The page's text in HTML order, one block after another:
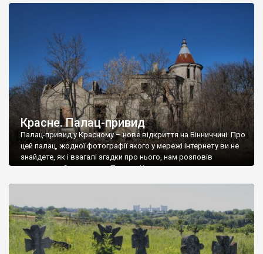
Красне. Палац-привид
Палац-привид у Красному – нове відкриття на Вінниччині. Про
цей палац, жодної фотографії якого у мережі інтернету ви не
знайдете, як і взагалі згадки про нього, нам розповів
мешканець Самгородка. Палац у Красному вразив не лише